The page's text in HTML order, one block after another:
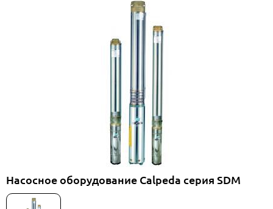
Насосное оборудование Calpeda серия SDM